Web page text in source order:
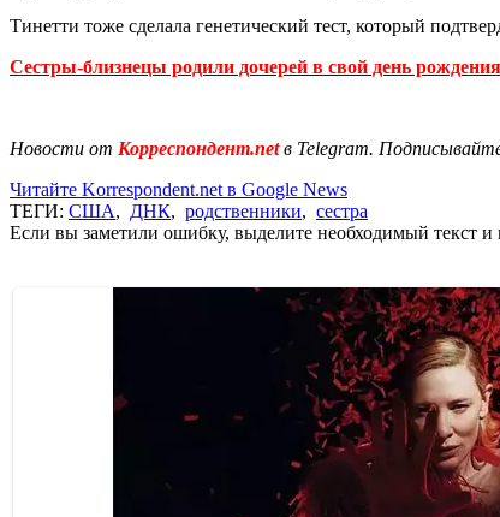
Тинетти тоже сделала генетический тест, который
Сестры-близнецы родили дочерей в свой день рождения
Новости от Корреспондент.netв Telegram.
Читайте Korrespondent.net в Google News
ТЕГИ: США, ДНК, родственники, сестра
Если вы заметили ошибку, выделите необходимый текст